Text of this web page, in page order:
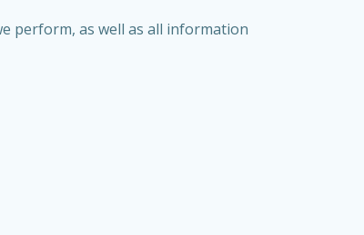
perform, as well as all information